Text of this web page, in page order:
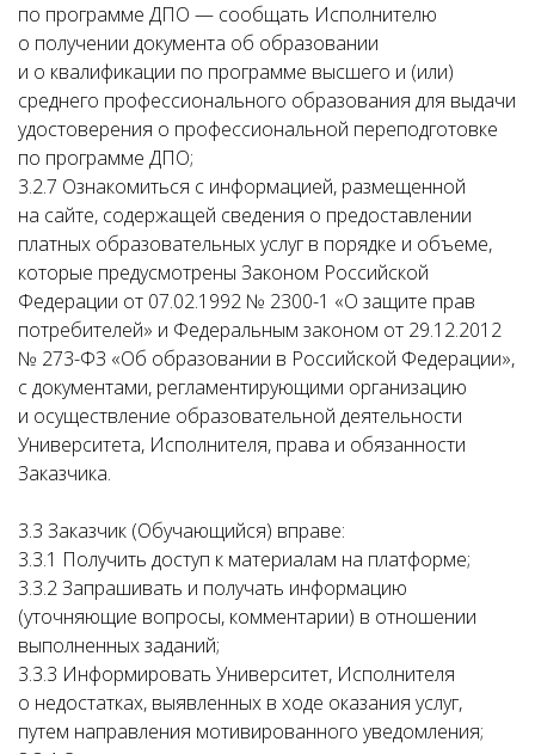
по программе ДПО — сообщать Исполнителю
о получении документа об образовании
и о квалификации по программе высшего и (или)
среднего профессионального образования для выдачи
удостоверения о профессиональной переподготовке
по программе ДПО;
3.2.7 Ознакомиться с информацией, размещенной
на сайте, содержащей сведения о предоставлении
платных образовательных услуг в порядке и объеме,
которые предусмотрены Законом Российской
Федерации от 07.02.1992 № 2300-1 «О защите прав
потребителей» и Федеральным законом от 29.12.2012
№ 273-ФЗ «Об образовании в Российской Федерации»,
с документами, регламентирующими организацию
и осуществление образовательной деятельности
Университета, Исполнителя, права и обязанности
Заказчика.
3.3 Заказчик (Обучающийся) вправе:
3.3.1 Получить доступ к материалам на платформе;
3.3.2 Запрашивать и получать информацию
(уточняющие вопросы, комментарии) в отношении
выполненных заданий;
3.3.3 Информировать Университет, Исполнителя
о недостатках, выявленных в ходе оказания услуг,
путем направления мотивированного уведомления;